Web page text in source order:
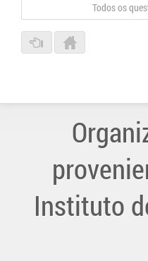
Todos os
Instituto